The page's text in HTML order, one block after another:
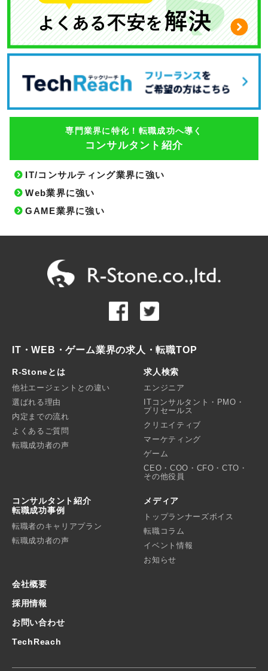
専門業界に特化！転職成功へ導く
コンサルタント紹介
IT/コンサルティング業界に強い
Web業界に強い
GAME業界に強い
IT・WEB・ゲーム業界の求人・転職TOP
R-Stoneとは
他社エージェントとの違い
選ばれる理由
内定までの流れ
よくあるご質問
転職成功者の声
求人検索
エンジニア
ITコンサルタント・PMO・
プリセールス
クリエイティブ
マーケティング
ゲーム
CEO・COO・CFO・CTO・
その他役員
コンサルタント紹介
転職成功事例
転職者のキャリアプラン
転職成功者の声
メディア
トップランナーズボイス
転職コラム
イベント情報
お知らせ
会社概要
採用情報
お問い合わせ
TechReach